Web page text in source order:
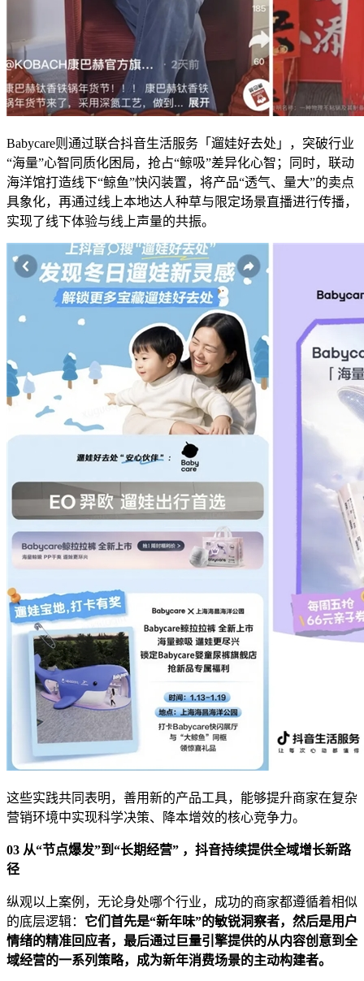
Babycare则通过联合抖音生活服务「遛娃好去处」，突破行业
“海量”心智同质化困局，抢占“鲸吸”差异化心智；同时，联动
海洋馆打造线下“鲸鱼”快闪装置，将产品“透气、量大”的卖点
具象化，再通过线上本地达人种草与限定场景直播进行传播，
实现了线下体验与线上声量的共振。
这些实践共同表明，善用新的产品工具，能够提升商家在复杂
营销环境中实现科学决策、降本增效的核心竞争力。
03 从“节点爆发”到“长期经营” ，抖音持续提供全域增长新路
径
纵观以上案例，无论身处哪个行业，成功的商家都遵循着相似
的底层逻辑： 它们首先是“新年味”的敏锐洞察者，然后是用户
情绪的精准回应者，最后通过巨量引擎提供的从内容创意到全
域经营的一系列策略，成为新年消费场景的主动构建者。